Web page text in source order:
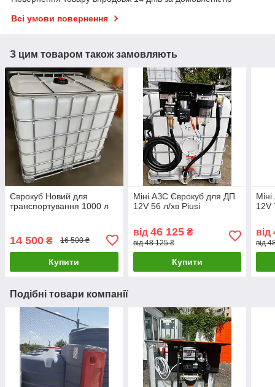
Всі умови повернення
З цим товаром також замовляють
Єврокуб Новий для
транспортування 1000 л
14 500 ₴ 16 500 ₴
Купити
Міні АЗС Єврокуб для ДП
12V 56 л/хв Piusi
від 46 125₴
від 48 125 ₴
Купити
12V
від
від
Подібні товари компанії